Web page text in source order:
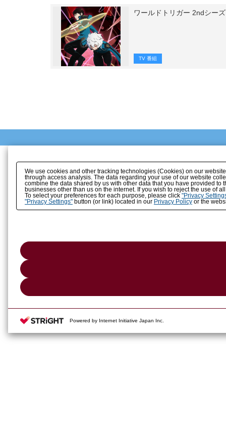
ワールドトリガー 2ndシー
TV 番組
We use cookies and other tracking technologies (Cookies) on our
through access analysis. The data regarding your use of our website
combine the data shared by us with other data that you have provided
businesses other than us on the internet. If you wish to reject the use of
To select your preferences for each purpose, please click "Privacy
"Privacy Settings"button (or link) located in our Privacy Policyor the
Powered by Internet Initiative Japan Inc.